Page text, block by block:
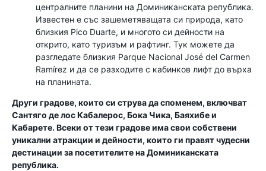
централните планини на Доминиканската република.
Известен е със зашеметяващата си природа, като
близкия Pico Duarte, и многото си дейности на
открито, като туризъм и рафтинг. Тук можете да
разгледате близкия Parque Nacional José del Carmen
Ramírez и да се разходите с кабинков лифт до върха
на планината.
Други градове, които си струва да споменем, включват
Сантяго де лос Кабалерос, Бока Чика, Баяхибе и
Кабарете. Всеки от тези градове има свои собствени
уникални атракции и дейности, които ги правят чудесни
дестинации за посетителите на Доминиканската
република.